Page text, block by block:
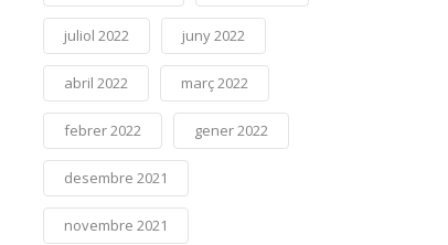
juliol 2022 juny 2022
abril 2022 març 2022
febrer 2022 gener 2022
desembre 2021
novembre 2021